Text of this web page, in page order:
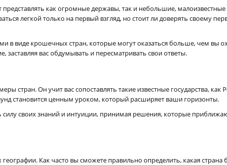
как огромные державы, так и небольшие,
легкой только на первый взгляд, но стоит ли доверять своему
в виде крошечных стран, которые могут оказаться больше, чем вы
заставляя вас обдумывать и пересматривать свои ответы.
стран. Он учит вас сопоставлять такие известные государства, как
становится ценным уроком, который расширяет ваши горизонты.
своих знаний и интуиции, принимая решения, которые
Как часто вы сможете правильно определить, какая страна